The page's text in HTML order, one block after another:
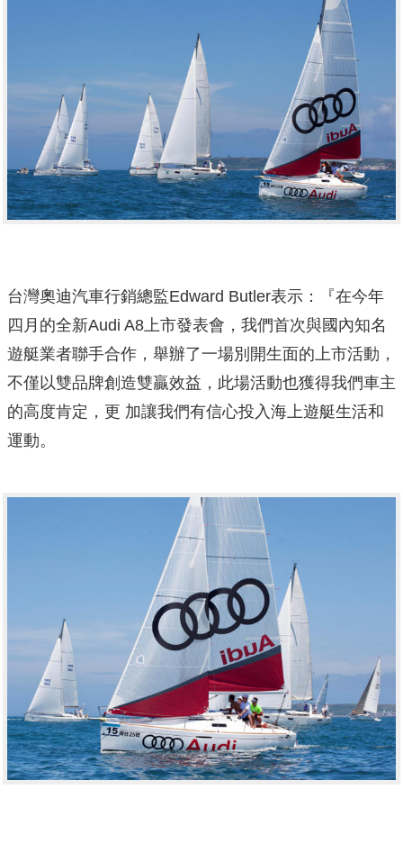
台灣奧迪汽車行銷總監Edward Butler表示：『在今年
四月的全新Audi A8上市發表會，我們首次與國內知名
遊艇業者聯手合作，舉辦了一場別開生面的上市活動，
不僅以雙品牌創造雙贏效益，此場活動也獲得我們車主
的高度肯定，更 加讓我們有信心投入海上遊艇生活和
運動。